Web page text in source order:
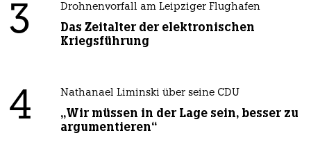
3 Drohnenvorfall am Leipziger Flughafen
Das Zeitalter der elektronischen
Kriegsführung
4 Nathanael Liminski über seine CDU
„Wir müssen in der Lage sein, besser zu
argumentieren“